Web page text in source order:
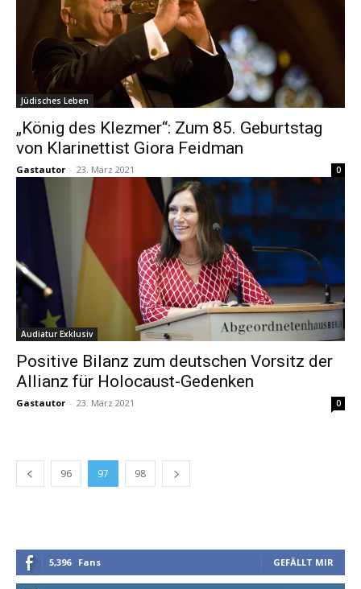
Jüdisches Leben
„König des Klezmer“: Zum 85. Geburtstag
von Klarinettist Giora Feidman
Gastautor - 23. März 2021 0
Audiatur Exklusiv
Positive Bilanz zum deutschen Vorsitz der
Allianz für Holocaust-Gedenken
Gastautor - 23. März 2021 0
96 97 98
5,396 Fans GEFÄLLT MIR